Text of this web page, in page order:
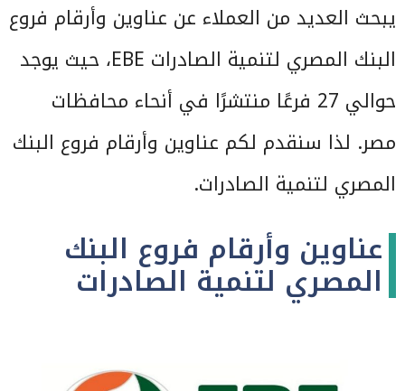
يبحث العديد من العملاء عن عناوين وأرقام فروع
البنك المصري لتنمية الصادرات EBE، حيث يوجد
حوالي 27 فرعًا منتشرًا في أنحاء محافظات
مصر. لذا سنقدم لكم عناوين وأرقام فروع البنك
المصري لتنمية الصادرات.
عناوين وأرقام فروع البنك
المصري لتنمية الصادرات